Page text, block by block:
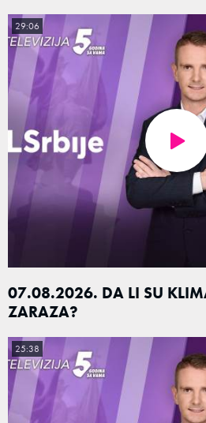
07.08.2026. DA LI SU
ZARAZA?
29:06
25:38